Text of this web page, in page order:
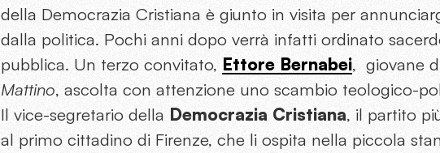
della Democrazia Cristiana è giunto in visita per
dalla politica. Pochi anni dopo verrà infatti ordinato
pubblica. Un terzo convitato, Ettore Bernabei, giovane
Mattino, ascolta con attenzione uno scambio teologico-
Il vice-segretario della Democrazia Cristiana, il partito
al primo cittadino di Firenze, che li ospita nella piccola